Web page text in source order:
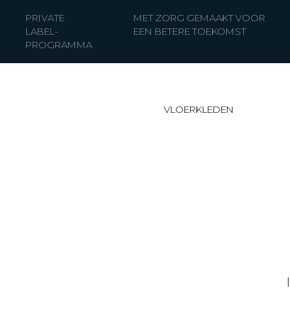
PRIVATE
LABEL-
PROGRAMMA
MET ZORG GEMAAKT VOOR
EEN BETERE TOEKOMST
VLOERKLEDEN